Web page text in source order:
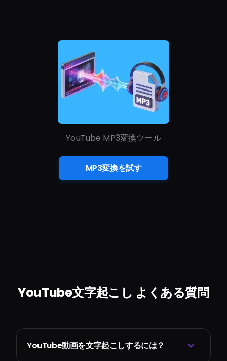
YouTube MP3変換ツール
MP3変換を試す
YouTube文字起こし よくある質問
YouTube動画を文字起こしするには？